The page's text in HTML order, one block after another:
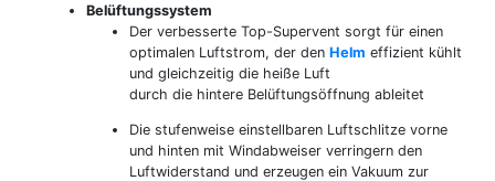
Belüftungssystem
Der verbesserte Top-Supervent sorgt für einen
optimalen Luftstrom, der denHelm effizient kühlt
und gleichzeitig die heiße Luft
durch die hintere Belüftungsöffnung ableitet
Die stufenweise einstellbaren Luftschlitze vorne
und hinten mit Windabweiser verringern den
Luftwiderstand und erzeugen ein Vakuum zur